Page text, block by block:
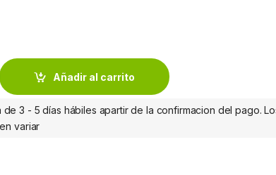
HDMI - HDMI Macho, 1.5 Metros, Negro 1.5M
Añadir al carrito
de 3 - 5 días hábiles apartir de la confirmacion del pago.
variar